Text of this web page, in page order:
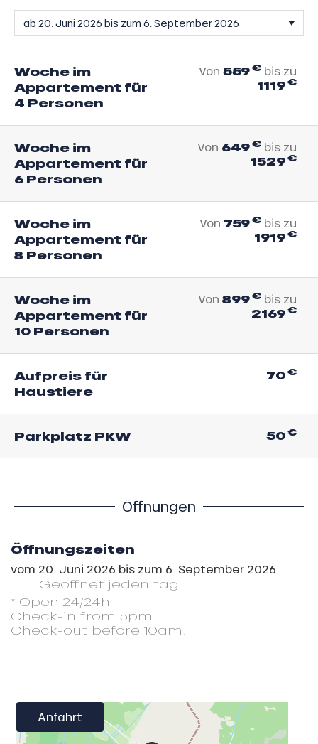
Woche im
Appartement für
4 Personen
Von 559€ bis zu
1119€
Woche im
Appartement für
6 Personen
Von 649€ bis zu
1529€
Woche im
Appartement für
8 Personen
Von 759€ bis zu
1919€
Woche im
Appartement für
10 Personen
Von 899€ bis zu
2169€
Aufpreis für
Haustiere
70€
Parkplatz PKW 50€
Öffnungen
Öffnungszeiten
vom 20. Juni 2026 bis zum 6. September 2026
Geöffnet jeden tag
* Open 24/24h
Check-in from 5pm.
Check-out before 10am.
Anfahrt